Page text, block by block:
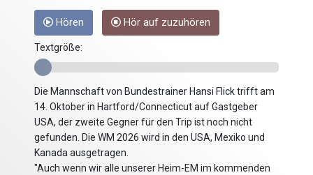
Hören Hör auf zuzuhören
Textgröße:
Die Mannschaft von Bundestrainer Hansi Flick trifft am
14. Oktober in Hartford/Connecticut auf Gastgeber
USA, der zweite Gegner für den Trip ist noch nicht
gefunden. Die WM 2026 wird in den USA, Mexiko und
Kanada ausgetragen.
"Auch wenn wir alle unserer Heim-EM im kommenden